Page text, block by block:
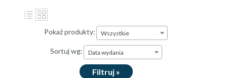
Pokaż produkty: Wszystkie
Sortuj wg: Data wydania
Filtruj »